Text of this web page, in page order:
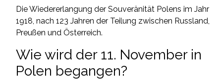
Die Wiedererlangung der Souveränität Polens im Jahr
1918, nach 123 Jahren der Teilung zwischen Russland,
Preußen und Österreich.
Wie wird der 11. November in
Polen begangen?